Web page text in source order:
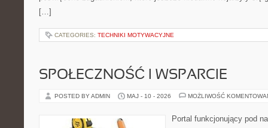
[…]
CATEGORIES: TECHNIKI MOTYWACYJNE
SPOŁECZNOŚĆ I WSPARCIE
POSTED BY ADMIN MAJ - 10 - 2026 MOŻLIWOŚĆ
Portal funkcjonujący pod